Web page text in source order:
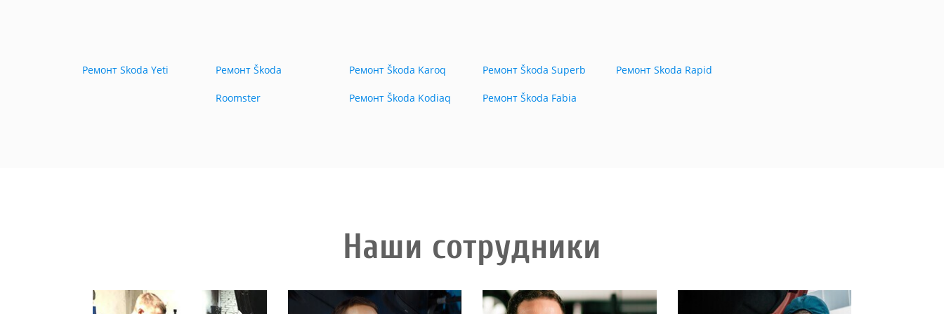
Ремонт Skoda Yeti Ремонт Škoda
Roomster
Ремонт Škoda Karoq
Ремонт Škoda Kodiaq
Ремонт Škoda Superb
Ремонт Škoda Fabia
Ремонт Skoda Rapid
Наши сотрудники